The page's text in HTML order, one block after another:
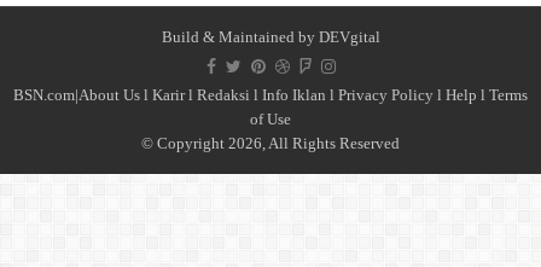
Build & Maintained by DEVgital
BSN.com|About Us l Karirl Redaksi l Info Iklan l Privacy Policy l Help l Terms
of Use
© Copyright 2026, All Rights Reserved